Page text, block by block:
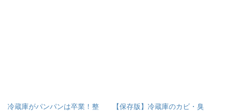
冷蔵庫がパンパンは卒業！整
【保存版】冷蔵庫のカビ・臭